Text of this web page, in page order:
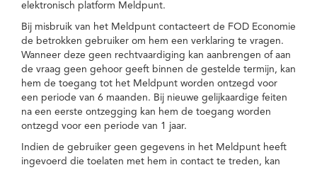
elektronisch platform Meldpunt.
Bij misbruik van het Meldpunt contacteert de FOD Economie
de betrokken gebruiker om hem een verklaring te vragen.
Wanneer deze geen rechtvaardiging kan aanbrengen of aan
de vraag geen gehoor geeft binnen de gestelde termijn, kan
hem de toegang tot het Meldpunt worden ontzegd voor
een periode van 6 maanden. Bij nieuwe gelijkaardige feiten
na een eerste ontzegging kan hem de toegang worden
ontzegd voor een periode van 1 jaar.
Indien de gebruiker geen gegevens in het Meldpunt heeft
ingevoerd die toelaten met hem in contact te treden, kan